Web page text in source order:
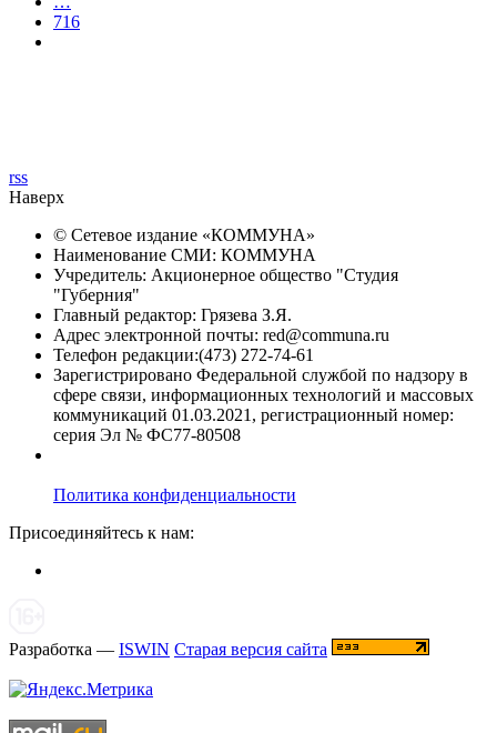
716
rss
Наверх
© Сетевое издание «КОММУНА»
Наименование СМИ: КОММУНА
Учредитель: Акционерное общество "Студия
"Губерния"
Главный редактор: Грязева З.Я.
Адрес электронной почты: red@communa.ru
Телефон редакции:(473) 272-74-61
Зарегистрировано Федеральной службой по надзору в
сфере связи, информационных технологий и массовых
коммуникаций 01.03.2021, регистрационный номер:
серия Эл № ФС77-80508
Политика конфиденциальности
Присоединяйтесь к нам:
Разработка — ISWIN Старая версия сайта